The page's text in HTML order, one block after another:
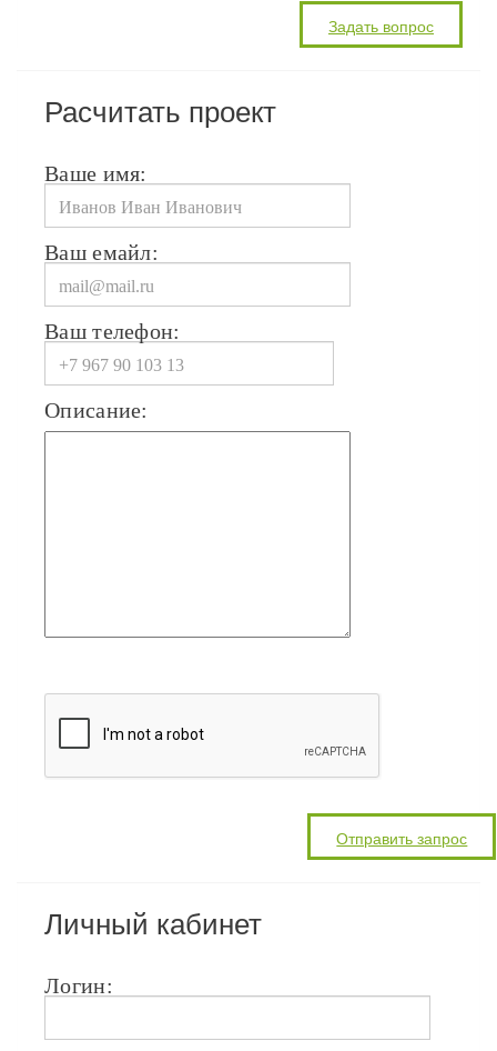
Расчитать проект
Ваше имя:
Ваш емайл:
Ваш телефон:
Описание:
Личный кабинет
Логин: